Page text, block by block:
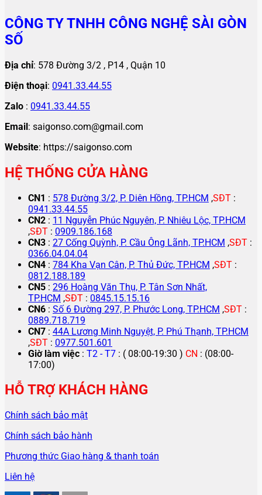
CÔNG TY TNHH CÔNG NGHỆ SÀI GÒN
SỐ
Địa chỉ: 578 Đường 3/2 , P14 , Quận 10
Điện thoại: 0941.33.44.55
Zalo : 0941.33.44.55
Email: saigonso.com@gmail.com
Website: https://saigonso.com
HỆ THỐNG CỬA HÀNG
CN1 : 578 Đường 3/2, P. Diên Hồng, TP.HCM ,SĐT :
0941.33.44.55
CN2 : 11 Nguyễn Phúc Nguyên, P. Nhiêu Lộc, TP.HCM
,SĐT : 0909.186.168
CN3 : 27 Cống Quỳnh, P. Cầu Ông Lãnh, TP.HCM ,SĐT :
0366.04.04.04
CN4 : 784 Kha Vạn Cân, P. Thủ Đức, TP.HCM ,SĐT :
0812.188.189
CN5 : 296 Hoàng Văn Thụ, P. Tân Sơn Nhất,
TP.HCM ,SĐT : 0845.15.15.16
CN6 : Số 6 Đường 297, P. Phước Long, TP.HCM ,SĐT :
0889.718.719
CN7 : 44A Lương Minh Nguyệt, P. Phú Thạnh, TP.HCM
,SĐT : 0977.501.601
Giờ làm việc : T2 - T7 : ( 08:00-19:30 ) CN : (08:00-
17:00)
HỖ TRỢ KHÁCH HÀNG
Chính sách bảo mật
Chính sách bảo hành
Phương thức Giao hàng & thanh toán
Liên hệ